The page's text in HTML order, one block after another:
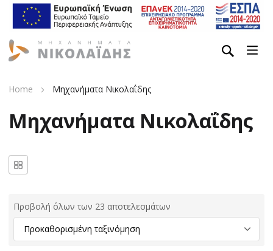
Home Μηχανήματα Νικολαΐδης
Μηχανήματα Νικολαΐδης
Προβολή όλων των 23 αποτελεσμάτων